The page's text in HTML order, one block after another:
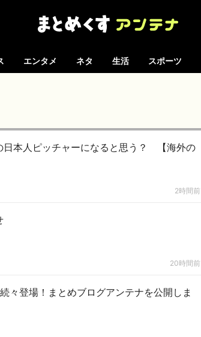
エンタメ ネタ 生活 スポーツ
日本人ピッチャーになると思う？ 【海外の
2時間前
20時間前
々登場！まとめブログアンテナを公開しま